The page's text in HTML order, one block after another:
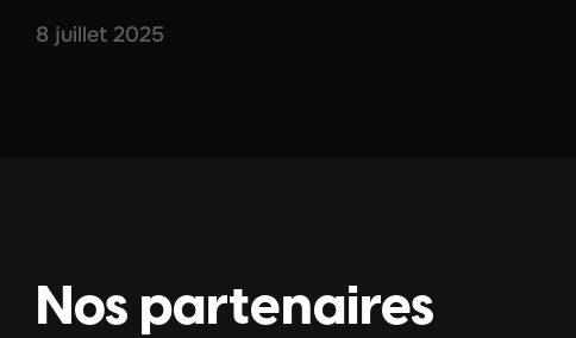
8 juillet 2025
Nos partenaires